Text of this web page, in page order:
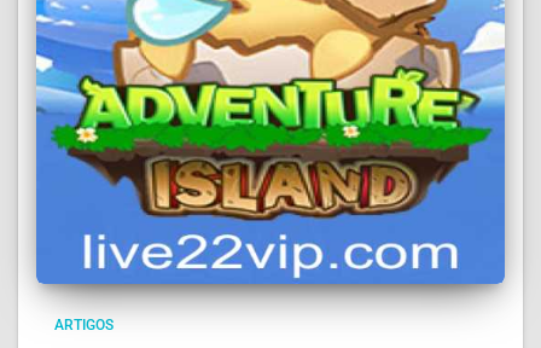
ARTIGOS